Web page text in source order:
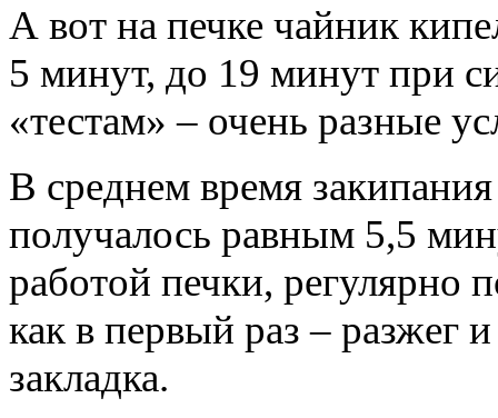
А вот на печке чайник
5 минут, до 19 минут при
«тестам» – очень разные
В среднем время
получалось равным 5,5
работой печки, регулярно
как в первый раз – разжег
закладка.